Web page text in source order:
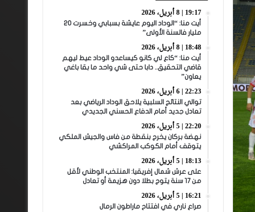
19:17 | 8 أبريل، 2026
أيت منا: “الوداد اليوم عايشة بسبابي وخسرت 20
مليار فالسنة الأولى”
18:48 | 8 أبريل، 2026
أيت منا: “كاع لي كانو كيساعدو الوداد عيط ليهم
قاضي التحقيق.. دابا حتى شي واحد ما بقا باغي
يعاون”
22:23 | 6 أبريل، 2026
توالي النتائج السلبية يلاحق الوداد الرياضي بعد
تعادل جديد أمام الدفاع الحسني الجديدي
22:20 | 5 أبريل، 2026
نهضة بركان يخرج بنقطة من فاس والجيش الملكي
يتوقف أمام الكوكب المراكشي
18:13 | 5 أبريل، 2026
على عرش شمال إفريقيا: المنتخب الوطني لأقل
من 17 سنة يتوج بطلا دون هزيمة أو تعادل
16:21 | 5 أبريل، 2026
صراع ناري في افتتاح ماراطون الرمال